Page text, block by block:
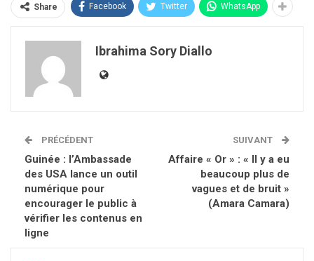
Share Facebook Twitter WhatsApp
Ibrahima Sory Diallo
PRÉCÉDENT
Guinée : l’Ambassade
des USA lance un outil
numérique pour
encourager le public à
vérifier les contenus en
ligne
SUIVANT
Affaire « Or » : « Il y a eu
beaucoup plus de
vagues et de bruit »
(Amara Camara)